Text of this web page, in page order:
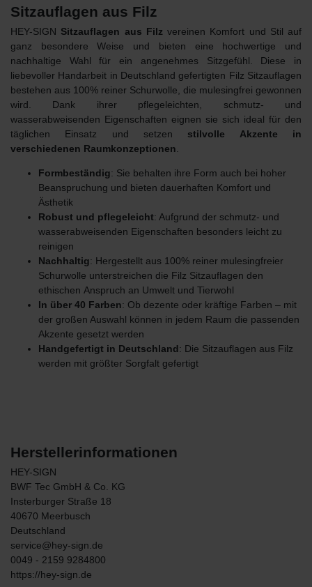
Sitzauflagen aus Filz
HEY-SIGN Sitzauflagen aus Filz vereinen Komfort und Stil auf
ganz besondere Weise und bieten eine hochwertige und
nachhaltige Wahl für ein angenehmes Sitzgefühl. Diese in
liebevoller Handarbeit in Deutschland gefertigten Filz Sitzauflagen
bestehen aus 100% reiner Schurwolle, die mulesingfrei gewonnen
wird. Dank ihrer pflegeleichten, schmutz- und
wasserabweisenden Eigenschaften eignen sie sich ideal für den
täglichen Einsatz und setzen stilvolle Akzente in
verschiedenen Raumkonzeptionen
Formbeständig: Sie behalten ihre Form auch bei hoher
Beanspruchung und bieten dauerhaften Komfort und
Ästhetik
Robust und pflegeleicht: Aufgrund der schmutz- und
wasserabweisenden Eigenschaften besonders leicht zu
reinigen
Nachhaltig: Hergestellt aus 100% reiner mulesingfreier
Schurwolle unterstreichen die Filz Sitzauflagen den
ethischen Anspruch an Umwelt und Tierwohl
In über 40 Farben: Ob dezente oder kräftige Farben – mit
der großen Auswahl können in jedem Raum die passenden
Akzente gesetzt werden
Handgefertigt in Deutschland: Die Sitzauflagen aus Filz
werden mit größter Sorgfalt gefertigt
Herstellerinformationen
HEY-SIGN
BWF Tec GmbH & Co. KG
Insterburger Straße 18
40670 Meerbusch
Deutschland
service@hey-sign.de
0049 - 2159 9284800
https://hey-sign.de